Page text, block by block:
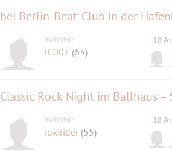
bei Berlin-Beat-Club in der
Initiator
LC007 (65)
10
Classic Rock Night im Ballhaus
Initiator
roxirider (55)
18